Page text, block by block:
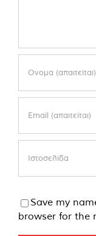
Save my
browser for the